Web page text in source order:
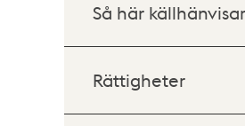
Så här
Rättigheter